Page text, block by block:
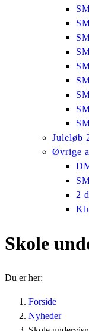
Juleløb
Øvrige
2
Skole
Du er her:
Forside
Nyheder